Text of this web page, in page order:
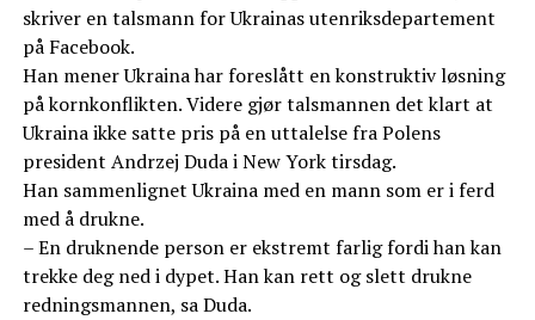
skriver en talsmann for Ukrainas utenriksdepartement
på Facebook.
Han mener Ukraina har foreslått en konstruktiv løsning
på kornkonflikten. Videre gjør talsmannen det klart at
Ukraina ikke satte pris på en uttalelse fra Polens
president Andrzej Duda i New York tirsdag.
Han sammenlignet Ukraina med en mann som er i ferd
med å drukne.
– En druknende person er ekstremt farlig fordi han kan
trekke deg ned i dypet. Han kan rett og slett drukne
redningsmannen, sa Duda.